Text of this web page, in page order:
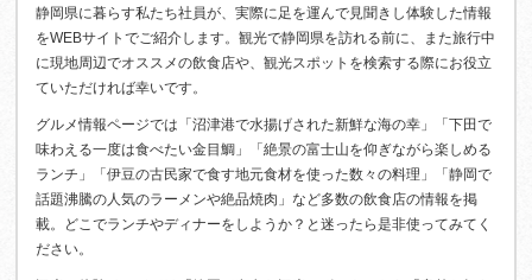
静岡県に暮らす私たち社員が、実際に足を運んで見聞きし体験した情報
をWEBサイトでご紹介します。観光で静岡県を訪れる前に、また旅行中
に現地周辺でオススメの飲食店や、観光スポットを検索する際にお役立
ていただければ幸いです。
グルメ情報ページでは「沼津港で水揚げされた新鮮な海の幸」「下田で
味わえる一度は食べたい金目鯛」「絶景の富士山を仰ぎながら楽しめる
ランチ」「伊豆の古民家で食す地元食材を使った数々の料理」「静岡で
話題沸騰の人気のラーメンや絶品焼肉」など多数の飲食店の情報を掲
載。どこでランチやディナーをしようか？と迷ったら是非使ってみてく
ださい。